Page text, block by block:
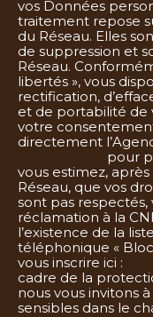
vos Données
traitement repose
du Réseau. Elles
de suppression et
Réseau.
libertés », vous
rectification,
et de portabilité de
votre
directement
pour
vous estimez,
Réseau, que vos
sont pas respectés,
réclamation à la
l’existence de la
téléphonique «
vous inscrire ici :
cadre de la
nous vous invitons
sensibles dans le